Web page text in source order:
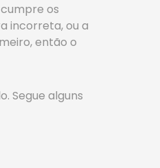
os
incorreta, ou a
então o
Segue alguns